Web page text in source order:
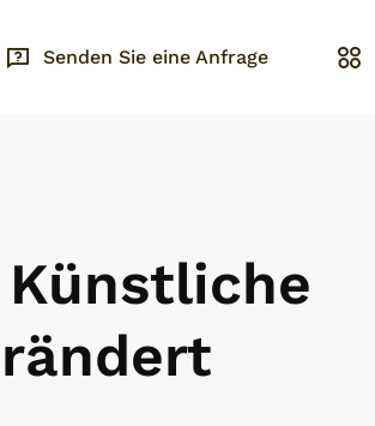
Senden Sie eine Anfrage